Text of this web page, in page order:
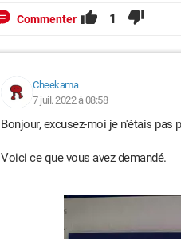
Commenter 1
Cheekama
7 juil. 2022 à 08:58
Bonjour, excusez-moi je n'étais pas
Voici ce que vous avez demandé.